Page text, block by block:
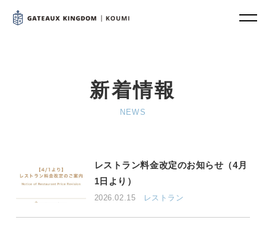
新着情報
NEWS
レストラン料金改定のお知らせ（4月
1日より）
2026.02.15 レストラン